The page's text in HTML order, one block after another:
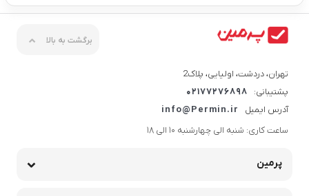
برگشت به بالا
تهران، دردشت، اولیایی، پلاک2
پشتیبانی:
02177276898
آدرس ایمیل
info@Permin.ir
ساعت کاری: شنبه الی چهارشنبه 10 الی 18
پرمین